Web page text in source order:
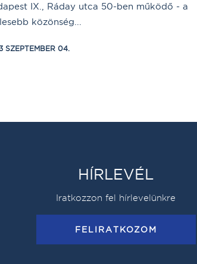
IX., Ráday utca 50-ben működő - a
közönség...
SZEPTEMBER 04.
HÍRLEVÉL
Iratkozzon fel hírlevelünkre
FELIRATKOZOM